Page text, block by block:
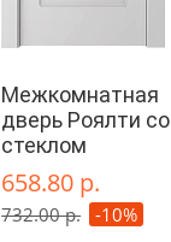
Межкомнатная
дверь Роялти со
стеклом
658.80 р.
732.00 р. -10%